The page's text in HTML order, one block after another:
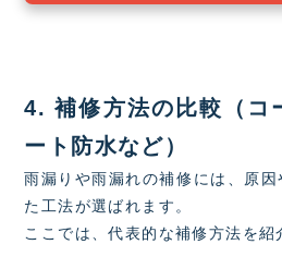
4. 補修方法の比較（コ
ート防水など）
雨漏りや雨漏れの補修には、原
た工法が選ばれます。
ここでは、代表的な補修方法を紹